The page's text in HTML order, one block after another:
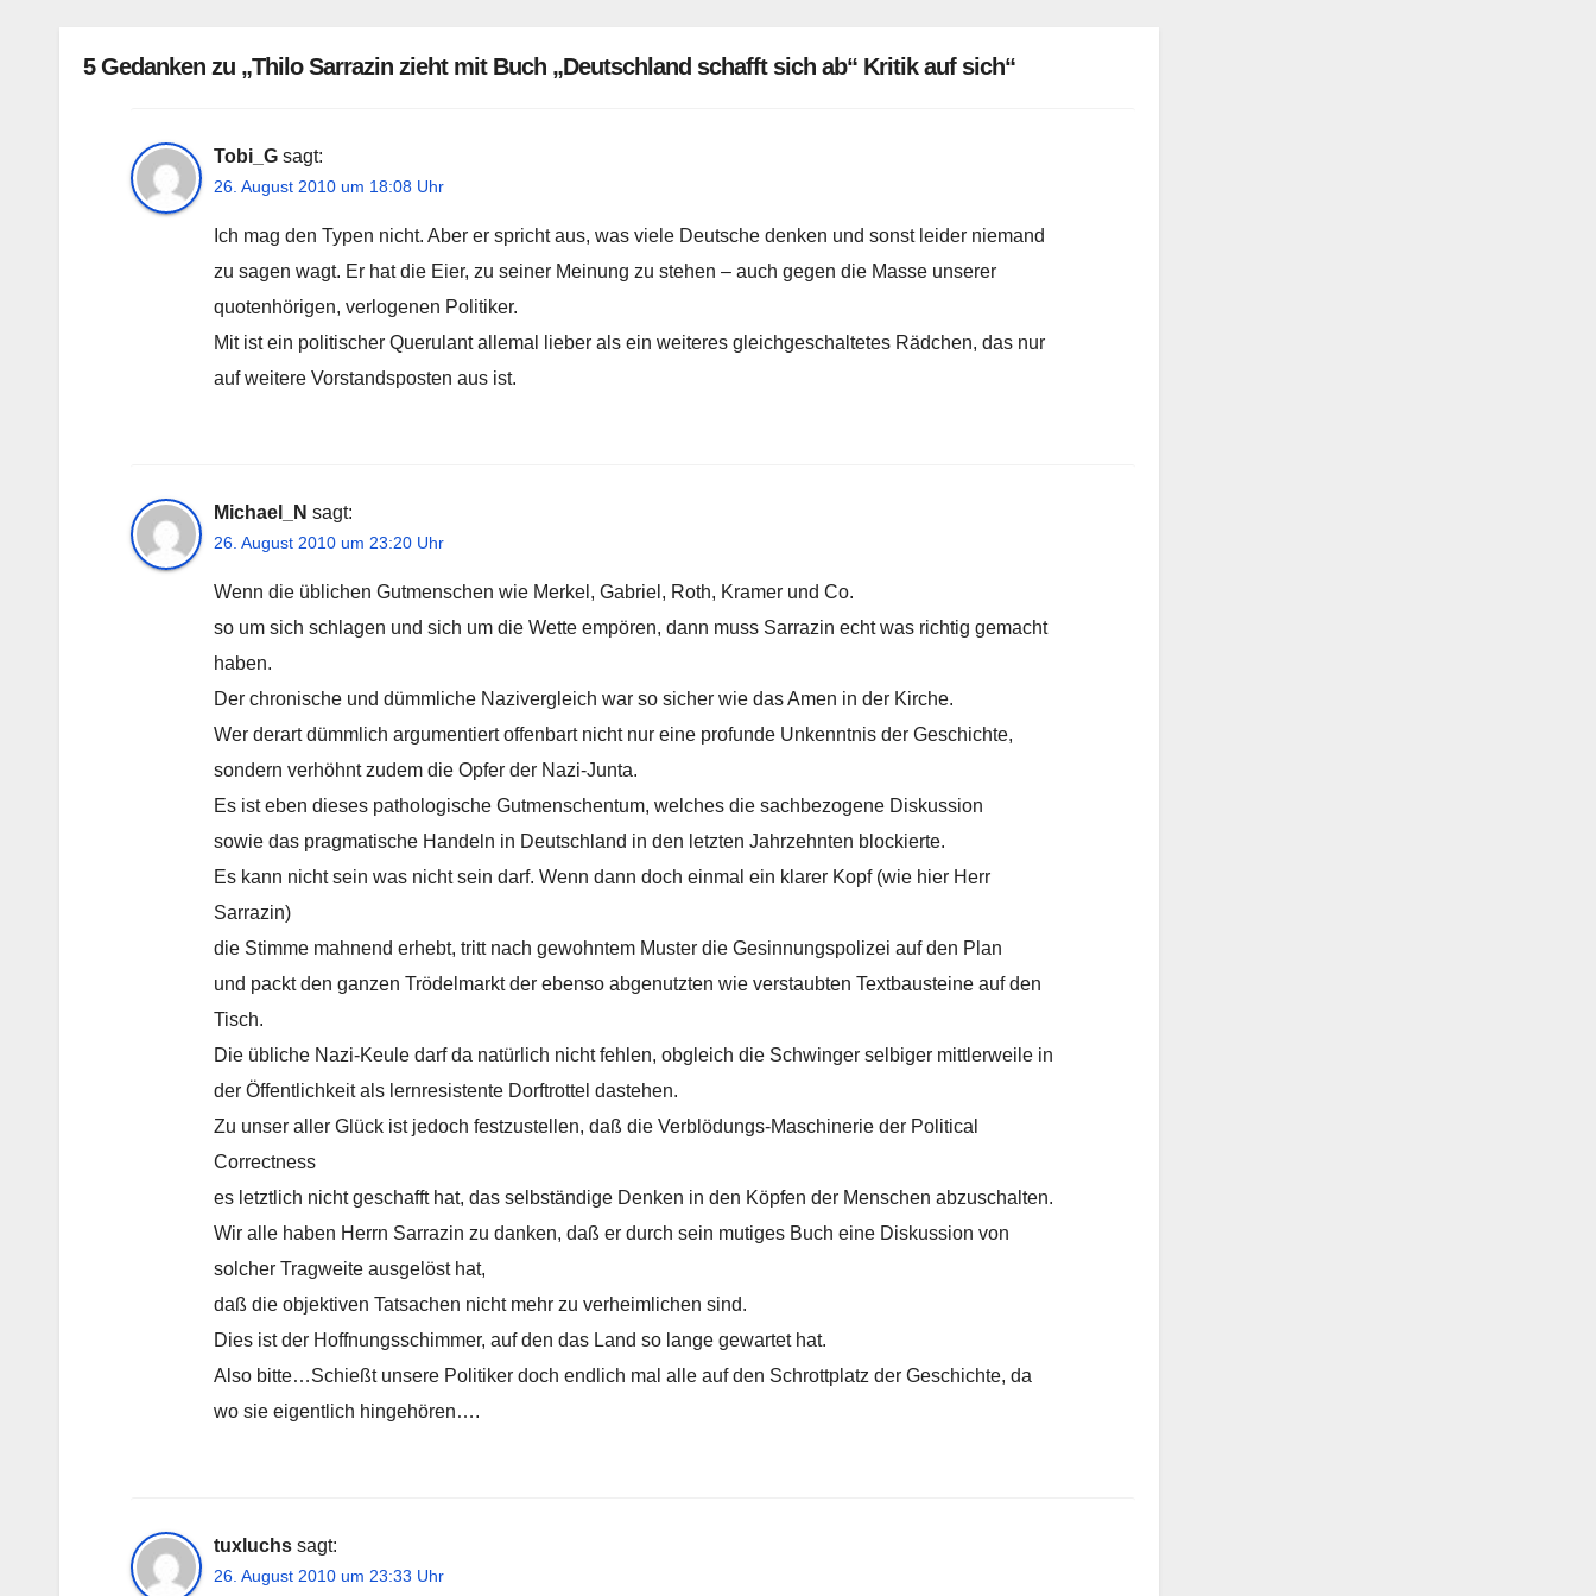
5 Gedanken zu „Thilo Sarrazin zieht mit Buch „Deutschland schafft sich ab“ Kritik auf sich“
Tobi_G sagt:
26. August 2010 um 18:08 Uhr
Ich mag den Typen nicht. Aber er spricht aus, was viele Deutsche denken und sonst leider niemand
zu sagen wagt. Er hat die Eier, zu seiner Meinung zu stehen – auch gegen die Masse unserer
quotenhörigen, verlogenen Politiker.
Mit ist ein politischer Querulant allemal lieber als ein weiteres gleichgeschaltetes Rädchen, das nur
auf weitere Vorstandsposten aus ist.
Michael_N sagt:
26. August 2010 um 23:20 Uhr
Wenn die üblichen Gutmenschen wie Merkel, Gabriel, Roth, Kramer und Co.
so um sich schlagen und sich um die Wette empören, dann muss Sarrazin echt was richtig gemacht
haben.
Der chronische und dümmliche Nazivergleich war so sicher wie das Amen in der Kirche.
Wer derart dümmlich argumentiert offenbart nicht nur eine profunde Unkenntnis der Geschichte,
sondern verhöhnt zudem die Opfer der Nazi-Junta.
Es ist eben dieses pathologische Gutmenschentum, welches die sachbezogene Diskussion
sowie das pragmatische Handeln in Deutschland in den letzten Jahrzehnten blockierte.
Es kann nicht sein was nicht sein darf. Wenn dann doch einmal ein klarer Kopf (wie hier Herr
Sarrazin)
die Stimme mahnend erhebt, tritt nach gewohntem Muster die Gesinnungspolizei auf den Plan
und packt den ganzen Trödelmarkt der ebenso abgenutzten wie verstaubten Textbausteine auf den
Tisch.
Die übliche Nazi-Keule darf da natürlich nicht fehlen, obgleich die Schwinger selbiger mittlerweile in
der Öffentlichkeit als lernresistente Dorftrottel dastehen.
Zu unser aller Glück ist jedoch festzustellen, daß die Verblödungs-Maschinerie der Political
Correctness
es letztlich nicht geschafft hat, das selbständige Denken in den Köpfen der Menschen abzuschalten.
Wir alle haben Herrn Sarrazin zu danken, daß er durch sein mutiges Buch eine Diskussion von
solcher Tragweite ausgelöst hat,
daß die objektiven Tatsachen nicht mehr zu verheimlichen sind.
Dies ist der Hoffnungsschimmer, auf den das Land so lange gewartet hat.
Also bitte…Schießt unsere Politiker doch endlich mal alle auf den Schrottplatz der Geschichte, da
wo sie eigentlich hingehören….
tuxluchs sagt:
26. August 2010 um 23:33 Uhr